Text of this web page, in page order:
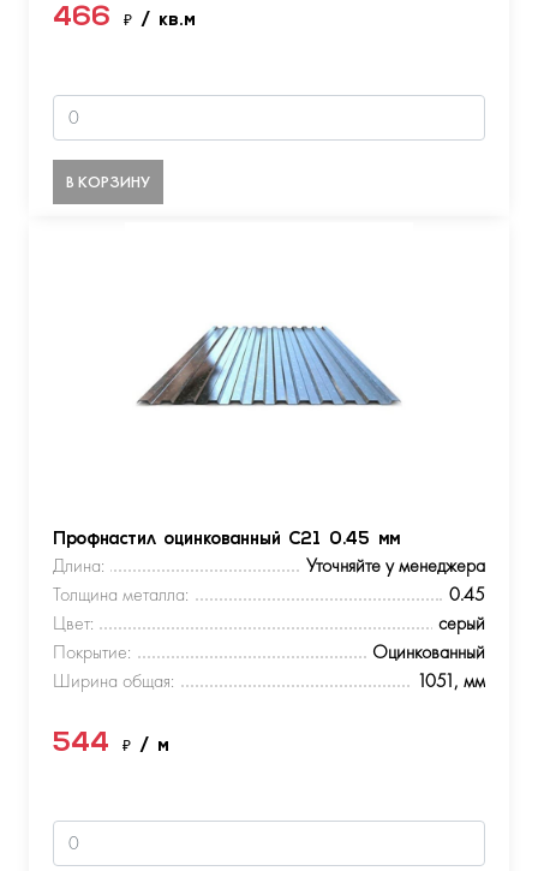
466 ₽ / кв.м
В КОРЗИНУ
Профнастил оцинкованный С21 0.45 мм
Длина:
Уточняйте у менеджера
Толщина металла:
0.45
Цвет:
серый
Покрытие:
Оцинкованный
Ширина общая:
1051, мм
544 ₽ / м